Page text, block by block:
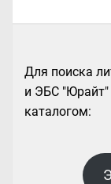
Для поиска
и ЭБС "Юрайт"
каталогом: